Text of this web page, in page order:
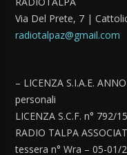
Via Del Prete, 7 |
radiotalpaz@gmail.com
– LICENZA S.I.A.E.
personali
LICENZA S.C.F. n° 792/
RADIO TALPA
tessera n° Wra – 05-01/